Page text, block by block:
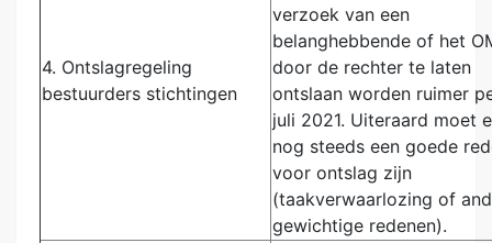
4. Ontslagregeling
bestuurders stichtingen
verzoek van een
belanghebbende of het
door de rechter te laten
ontslaan worden ruimer
juli 2021. Uiteraard moet
nog steeds een goede
voor ontslag zijn
(taakverwaarlozing of
gewichtige redenen).